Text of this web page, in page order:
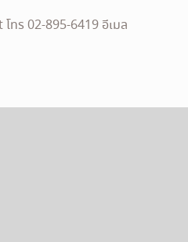
ทร 02-895-6419 อีเมล